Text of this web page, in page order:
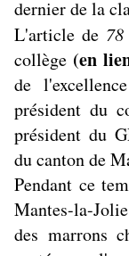
dernier de la
L'article de
collège (en
de
président du
président du
du canton de
Pendant ce
Mantes-la-
des marrons